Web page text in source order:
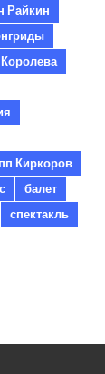
Райкин
Киркоров
балет
спектакль